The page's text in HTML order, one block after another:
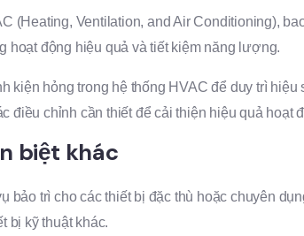
(Heating, Ventilation, and Air Conditioning),
hoạt động hiệu quả và tiết kiệm năng lượng.
hỏng trong hệ thống HVAC để duy trì
điều chỉnh cần thiết để cải thiện hiệu quả hoạt
biệt khác
bảo trì cho các thiết bị đặc thù hoặc chuyên
bị kỹ thuật khác.